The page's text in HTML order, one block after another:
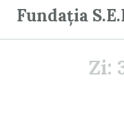
Fundația
Zi: